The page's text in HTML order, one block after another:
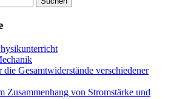
die Gesamtwiderstände verschiedener
Zusammenhang von Stromstärke und